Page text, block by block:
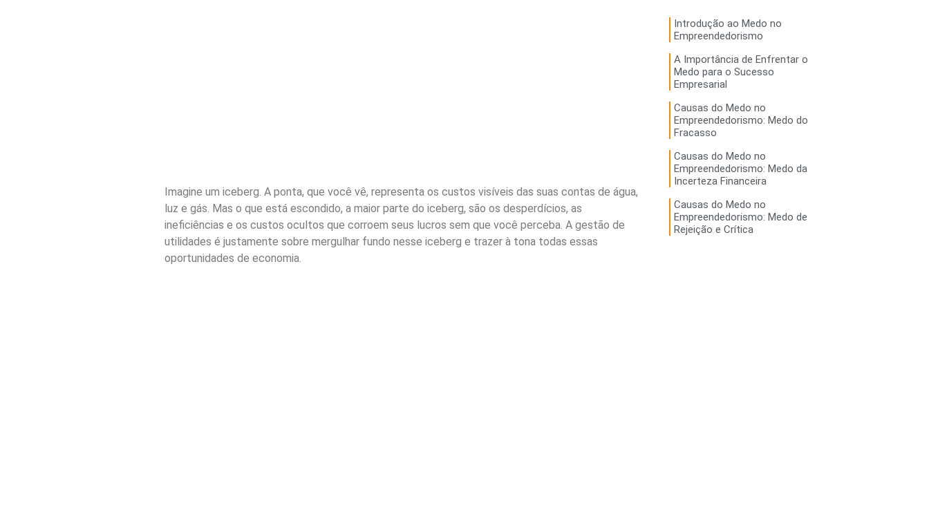
Imagine um iceberg. A ponta, que você vê, representa os custos visíveis das suas contas de água,
luz e gás. Mas o que está escondido, a maior parte do iceberg, são os desperdícios, as
ineficiências e os custos ocultos que corroem seus lucros sem que você perceba. A gestão de
utilidades é justamente sobre mergulhar fundo nesse iceberg e trazer à tona todas essas
oportunidades de economia.
Introdução ao Medo no
Empreendedorismo
A Importância de Enfrentar o
Medo para o Sucesso
Empresarial
Causas do Medo no
Empreendedorismo: Medo do
Fracasso
Causas do Medo no
Empreendedorismo: Medo da
Incerteza Financeira
Causas do Medo no
Empreendedorismo: Medo de
Rejeição e Crítica